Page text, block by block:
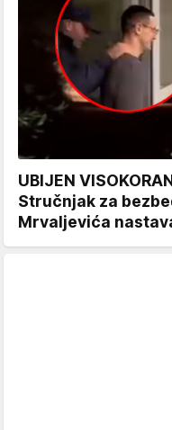
UBIJEN
Stručnjak za
Mrvaljevića